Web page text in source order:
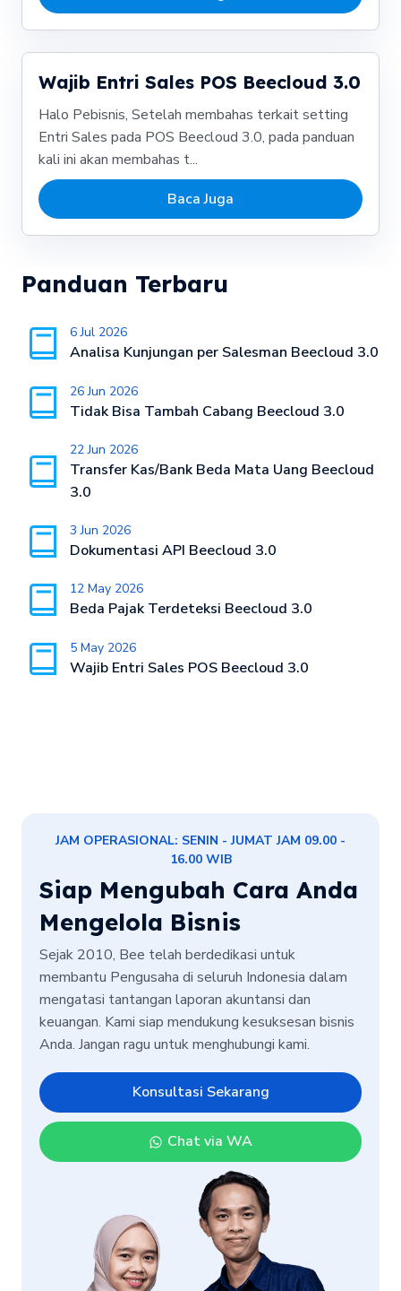
Wajib Entri Sales POS Beecloud 3.0
Halo Pebisnis, Setelah membahas terkait setting
Entri Sales pada POS Beecloud 3.0, pada panduan
kali ini akan membahas t...
Baca Juga
Panduan Terbaru
6 Jul 2026
Analisa Kunjungan per Salesman Beecloud 3.0
26 Jun 2026
Tidak Bisa Tambah Cabang Beecloud 3.0
22 Jun 2026
Transfer Kas/Bank Beda Mata Uang Beecloud
3.0
3 Jun 2026
Dokumentasi API Beecloud 3.0
12 May 2026
Beda Pajak Terdeteksi Beecloud 3.0
5 May 2026
Wajib Entri Sales POS Beecloud 3.0
JAM OPERASIONAL: SENIN - JUMAT JAM 09.00 -
16.00 WIB
Siap Mengubah Cara Anda
Mengelola Bisnis
Sejak 2010, Bee telah berdedikasi untuk
membantu Pengusaha di seluruh Indonesia dalam
mengatasi tantangan laporan akuntansi dan
keuangan. Kami siap mendukung kesuksesan bisnis
Anda. Jangan ragu untuk menghubungi kami.
Konsultasi Sekarang
Chat via WA